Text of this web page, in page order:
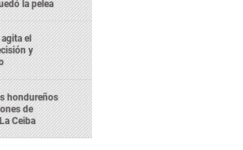
la pelea
el
y
hondureños
de
Ceiba